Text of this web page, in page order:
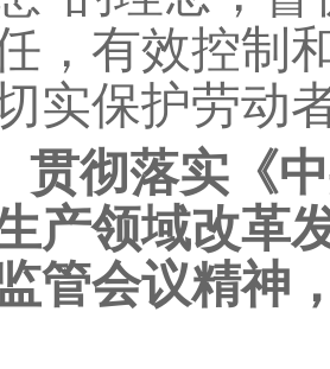
，有效控制
实保护劳动
贯彻落实《
产领域改革
管会议精神